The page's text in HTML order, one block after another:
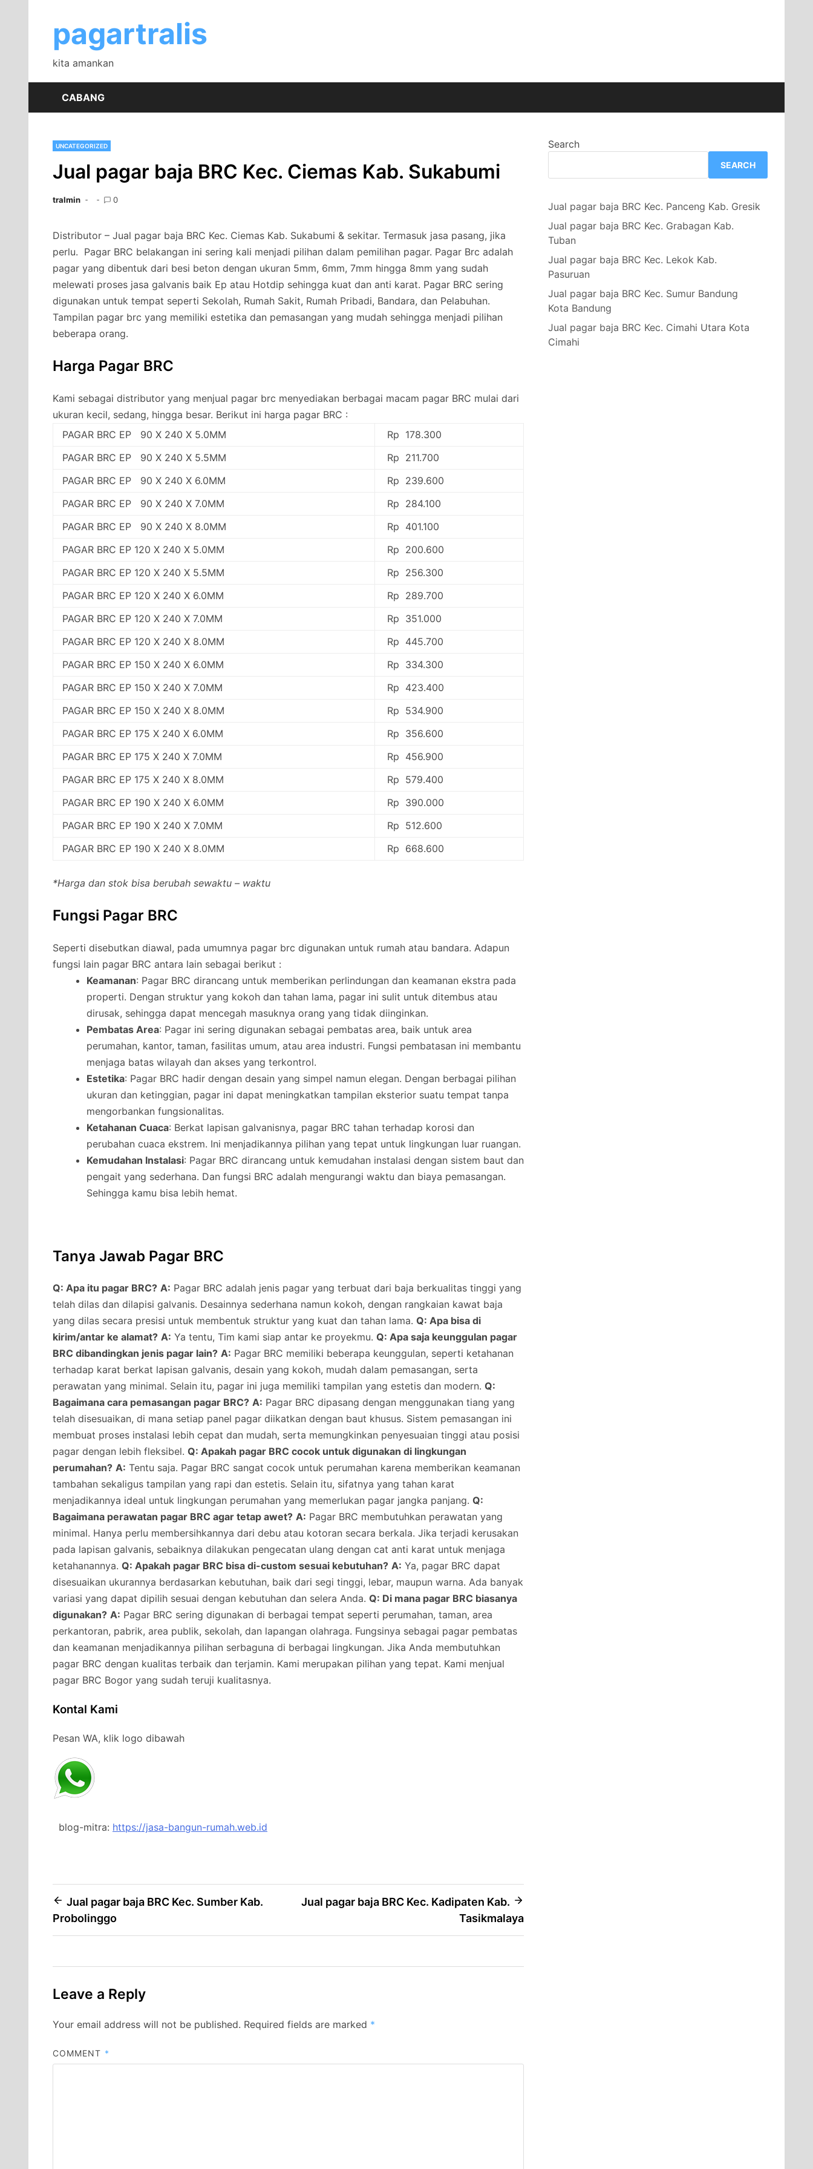
contentpagartralis
kita amankan
CABANG
UNCATEGORIZED
Jual pagar baja BRC Kec. Ciemas Kab. Sukabumi
tralmin 0
Distributor – Jual pagar baja BRC Kec. Ciemas Kab. Sukabumi & sekitar. Termasuk jasa pasang, jika
perlu. Pagar BRC belakangan ini sering kali menjadi pilihan dalam pemilihan pagar. Pagar Brc adalah
pagar yang dibentuk dari besi beton dengan ukuran 5mm, 6mm, 7mm hingga 8mm yang sudah
melewati proses jasa galvanis baik Ep atau Hotdip sehingga kuat dan anti karat. Pagar BRC sering
digunakan untuk tempat seperti Sekolah, Rumah Sakit, Rumah Pribadi, Bandara, dan Pelabuhan.
Tampilan pagar brc yang memiliki estetika dan pemasangan yang mudah sehingga menjadi pilihan
beberapa orang.
Harga Pagar BRC
Kami sebagai distributor yang menjual pagar brc menyediakan berbagai macam pagar BRC mulai dari
ukuran kecil, sedang, hingga besar. Berikut ini harga pagar BRC :
PAGAR BRC EP 90 X 240 X 5.0MM
Rp 178.300
PAGAR BRC EP 90 X 240 X 5.5MM
Rp 211.700
PAGAR BRC EP 90 X 240 X 6.0MM
Rp 239.600
PAGAR BRC EP 90 X 240 X 7.0MM
Rp 284.100
PAGAR BRC EP 90 X 240 X 8.0MM
Rp 401.100
PAGAR BRC EP 120 X 240 X 5.0MM
Rp 200.600
PAGAR BRC EP 120 X 240 X 5.5MM
Rp 256.300
PAGAR BRC EP 120 X 240 X 6.0MM
Rp 289.700
PAGAR BRC EP 120 X 240 X 7.0MM
Rp 351.000
PAGAR BRC EP 120 X 240 X 8.0MM
Rp 445.700
PAGAR BRC EP 150 X 240 X 6.0MM
Rp 334.300
PAGAR BRC EP 150 X 240 X 7.0MM
Rp 423.400
PAGAR BRC EP 150 X 240 X 8.0MM
Rp 534.900
PAGAR BRC EP 175 X 240 X 6.0MM
Rp 356.600
PAGAR BRC EP 175 X 240 X 7.0MM
Rp 456.900
PAGAR BRC EP 175 X 240 X 8.0MM
Rp 579.400
PAGAR BRC EP 190 X 240 X 6.0MM
Rp 390.000
PAGAR BRC EP 190 X 240 X 7.0MM
Rp 512.600
PAGAR BRC EP 190 X 240 X 8.0MM
Rp 668.600
*Harga dan stok bisa berubah sewaktu – waktu
Fungsi Pagar BRC
Seperti disebutkan diawal, pada umumnya pagar brc digunakan untuk rumah atau bandara. Adapun
fungsi lain pagar BRC antara lain sebagai berikut :
Keamanan: Pagar BRC dirancang untuk memberikan perlindungan dan keamanan ekstra pada
properti. Dengan struktur yang kokoh dan tahan lama, pagar ini sulit untuk ditembus atau
dirusak, sehingga dapat mencegah masuknya orang yang tidak diinginkan.
Pembatas Area: Pagar ini sering digunakan sebagai pembatas area, baik untuk area
perumahan, kantor, taman, fasilitas umum, atau area industri. Fungsi pembatasan ini membantu
menjaga batas wilayah dan akses yang terkontrol.
Estetika: Pagar BRC hadir dengan desain yang simpel namun elegan. Dengan berbagai pilihan
ukuran dan ketinggian, pagar ini dapat meningkatkan tampilan eksterior suatu tempat tanpa
mengorbankan fungsionalitas.
Ketahanan Cuaca: Berkat lapisan galvanisnya, pagar BRC tahan terhadap korosi dan
perubahan cuaca ekstrem. Ini menjadikannya pilihan yang tepat untuk lingkungan luar ruangan.
Kemudahan Instalasi: Pagar BRC dirancang untuk kemudahan instalasi dengan sistem baut dan
pengait yang sederhana. Dan fungsi BRC adalah mengurangi waktu dan biaya pemasangan.
Sehingga kamu bisa lebih hemat.
Tanya Jawab Pagar BRC
Q: Apa itu pagar BRC? A: Pagar BRC adalah jenis pagar yang terbuat dari baja berkualitas tinggi yang
telah dilas dan dilapisi galvanis. Desainnya sederhana namun kokoh, dengan rangkaian kawat baja
yang dilas secara presisi untuk membentuk struktur yang kuat dan tahan lama. Q: Apa bisa di
kirim/antar ke alamat? A: Ya tentu, Tim kami siap antar ke proyekmu. Q: Apa saja keunggulan pagar
BRC dibandingkan jenis pagar lain? A: Pagar BRC memiliki beberapa keunggulan, seperti ketahanan
terhadap karat berkat lapisan galvanis, desain yang kokoh, mudah dalam pemasangan, serta
perawatan yang minimal. Selain itu, pagar ini juga memiliki tampilan yang estetis dan modern. Q:
Bagaimana cara pemasangan pagar BRC? A: Pagar BRC dipasang dengan menggunakan tiang yang
telah disesuaikan, di mana setiap panel pagar diikatkan dengan baut khusus. Sistem pemasangan ini
membuat proses instalasi lebih cepat dan mudah, serta memungkinkan penyesuaian tinggi atau posisi
pagar dengan lebih fleksibel. Q: Apakah pagar BRC cocok untuk digunakan di lingkungan
perumahan? A: Tentu saja. Pagar BRC sangat cocok untuk perumahan karena memberikan keamanan
tambahan sekaligus tampilan yang rapi dan estetis. Selain itu, sifatnya yang tahan karat
menjadikannya ideal untuk lingkungan perumahan yang memerlukan pagar jangka panjang. Q:
Bagaimana perawatan pagar BRC agar tetap awet? A: Pagar BRC membutuhkan perawatan yang
minimal. Hanya perlu membersihkannya dari debu atau kotoran secara berkala. Jika terjadi kerusakan
pada lapisan galvanis, sebaiknya dilakukan pengecatan ulang dengan cat anti karat untuk menjaga
ketahanannya. Q: Apakah pagar BRC bisa di-custom sesuai kebutuhan? A: Ya, pagar BRC dapat
disesuaikan ukurannya berdasarkan kebutuhan, baik dari segi tinggi, lebar, maupun warna. Ada banyak
variasi yang dapat dipilih sesuai dengan kebutuhan dan selera Anda. Q: Di mana pagar BRC biasanya
digunakan? A: Pagar BRC sering digunakan di berbagai tempat seperti perumahan, taman, area
perkantoran, pabrik, area publik, sekolah, dan lapangan olahraga. Fungsinya sebagai pagar pembatas
dan keamanan menjadikannya pilihan serbaguna di berbagai lingkungan. Jika Anda membutuhkan
pagar BRC dengan kualitas terbaik dan terjamin. Kami merupakan pilihan yang tepat. Kami menjual
pagar BRC Bogor yang sudah teruji kualitasnya.
Kontal Kami
Pesan WA, klik logo dibawah
blog-mitra: https://jasa-bangun-rumah.web.id
Post
navigation
Jual pagar baja BRC Kec. Sumber Kab.
Probolinggo
Jual pagar baja BRC Kec. Kadipaten Kab.
Tasikmalaya
Leave a Reply
Your email address will not be published. Required fields are marked *
COMMENT *
Search
SEARCH
Jual pagar baja BRC Kec. Panceng Kab. Gresik
Jual pagar baja BRC Kec. Grabagan Kab.
Tuban
Jual pagar baja BRC Kec. Lekok Kab.
Pasuruan
Jual pagar baja BRC Kec. Sumur Bandung
Kota Bandung
Jual pagar baja BRC Kec. Cimahi Utara Kota
Cimahi